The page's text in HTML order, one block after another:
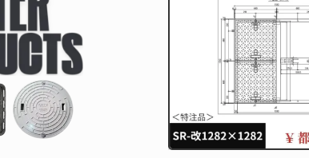
-鋳物蓋｜既製品
-鋳物蓋｜特注品
縞鋼板蓋（SS）
樹脂製蓋（FRP）
施工例
-------------------